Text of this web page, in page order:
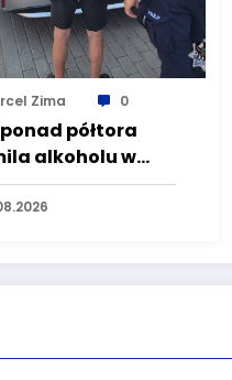
Zima 0
ponad półtora
alkoholu w
ale
wyjechać